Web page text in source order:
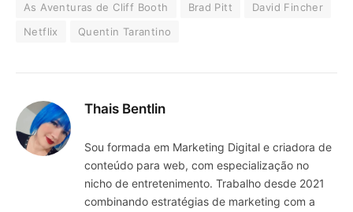
As Aventuras de Cliff Booth Brad Pitt
David Fincher
Netflix
Quentin Tarantino
Thais Bentlin
Sou formada em Marketing Digital e criadora de
conteúdo para web, com especialização no
nicho de entretenimento. Trabalho desde 2021
combinando estratégias de marketing com a